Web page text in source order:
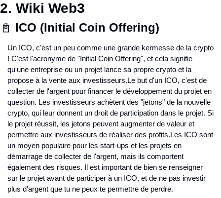
2. Wiki Web3
📓 ICO (Initial Coin Offering)
Un ICO, c'est un peu comme une grande kermesse de la crypto
! C'est l'acronyme de "Initial Coin Offering", et cela signifie
qu'une entreprise ou un projet lance sa propre crypto et la
propose à la vente aux investisseurs.Le but d'un ICO, c'est de
collecter de l'argent pour financer le développement du projet en
question. Les investisseurs achètent des "jetons" de la nouvelle
crypto, qui leur donnent un droit de participation dans le projet. Si
le projet réussit, les jetons peuvent augmenter de valeur et
permettre aux investisseurs de réaliser des profits.Les ICO sont
un moyen populaire pour les start-ups et les projets en
démarrage de collecter de l'argent, mais ils comportent
également des risques. Il est important de bien se renseigner
sur le projet avant de participer à un ICO, et de ne pas investir
plus d'argent que tu ne peux te permettre de perdre.